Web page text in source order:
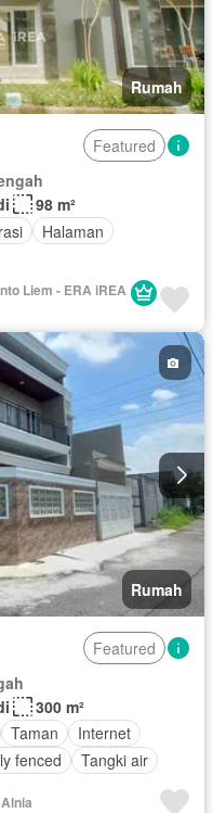
Rumah
Featured
98 m²
Halaman
Liem - ERA iREA
Rumah
Featured
300 m²
Taman
Internet
fenced
Tangki air